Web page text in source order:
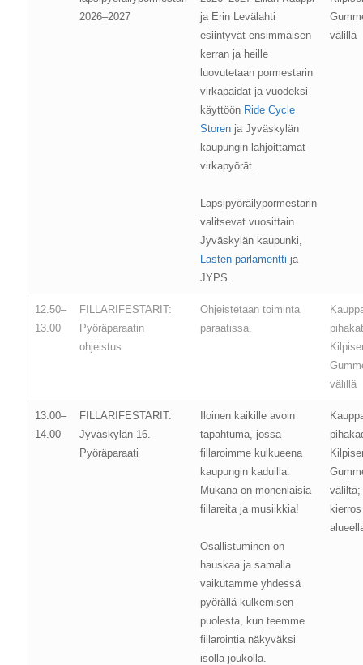
2026–2027
ja Erin Levälahti
esiintyvät ensimmäisen
kerran ja heille
luovutetaan pormestarin
virkapaidat ja vuodeksi
käyttöön Ride Cycle
Storenja Jyväskylän
kaupungin lahjoittamat
virkapyörät.
Lapsipyöräilypormestarin
valitsevat vuosittain
Jyväskylän kaupunki,
Lasten parlamentti ja
JYPS.
välillä
12.50–
13.00
FILLARIFESTARIT:
Pyöräparaatin
ohjeistus
Ohjeistetaan toiminta
paraatissa.
välillä
13.00–
14.00
FILLARIFESTARIT:
Jyväskylän 16.
Pyöräparaati
Iloinen kaikille avoin
tapahtuma, jossa
fillaroimme kulkueena
kaupungin kaduilla.
Mukana on monenlaisia
fillareita ja musiikkia!
Osallistuminen on
hauskaa ja samalla
vaikutamme yhdessä
pyörällä kulkemisen
puolesta, kun teemme
fillarointia näkyväksi
isolla joukolla.
väliltä;